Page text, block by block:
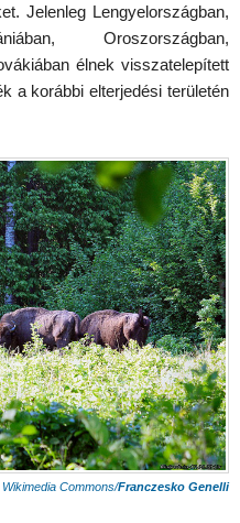
Jelenleg Lengyelországban,
Oroszországban,
élnek visszatelepített
a korábbi elterjedési területén
Wikimedia Commons/Franczesko Genelli